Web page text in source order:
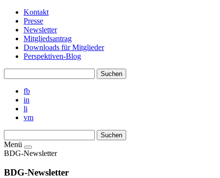
Kontakt
Presse
Newsletter
Mitgliedsantrag
Downloads für Mitglieder
Perspektiven-Blog
fb
in
li
vm
Menü
BDG-Newsletter
BDG-Newsletter